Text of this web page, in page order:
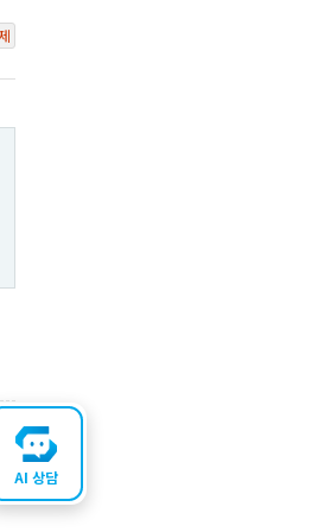
AI 상담